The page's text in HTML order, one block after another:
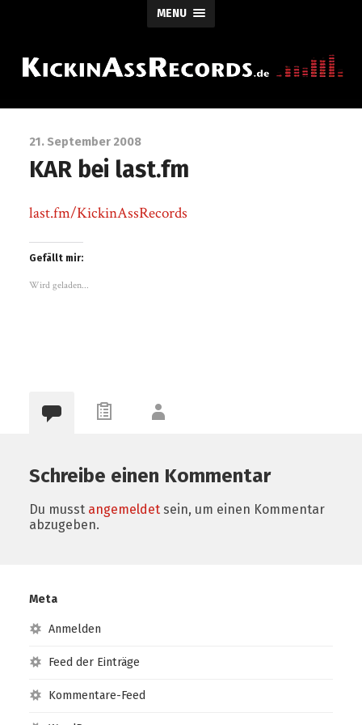
MENU
21. September 2008
KAR bei last.fm
last.fm/KickinAssRecords
Gefällt mir:
Wird geladen...
Schreibe einen Kommentar
Du musst angemeldetsein, um einen Kommentar
abzugeben.
Meta
Anmelden
Feed der Einträge
Kommentare-Feed